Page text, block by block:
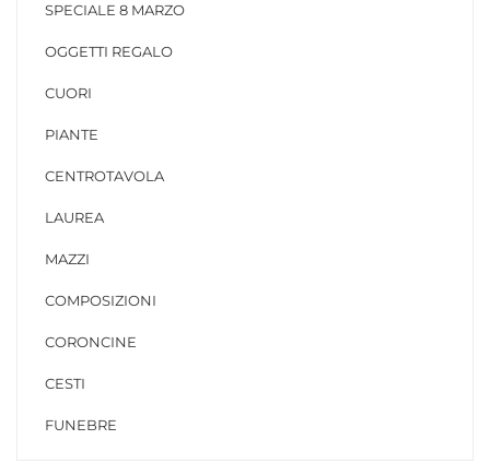
SPECIALE 8 MARZO
OGGETTI REGALO
CUORI
PIANTE
CENTROTAVOLA
LAUREA
MAZZI
COMPOSIZIONI
CORONCINE
CESTI
FUNEBRE